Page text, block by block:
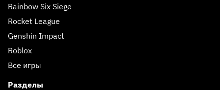
Rainbow Six Siege
Rocket League
Genshin Impact
Roblox
Все игры
Разделы